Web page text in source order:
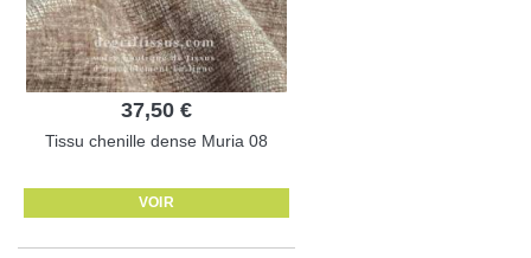
37,50 €
Tissu chenille dense Muria 08
VOIR